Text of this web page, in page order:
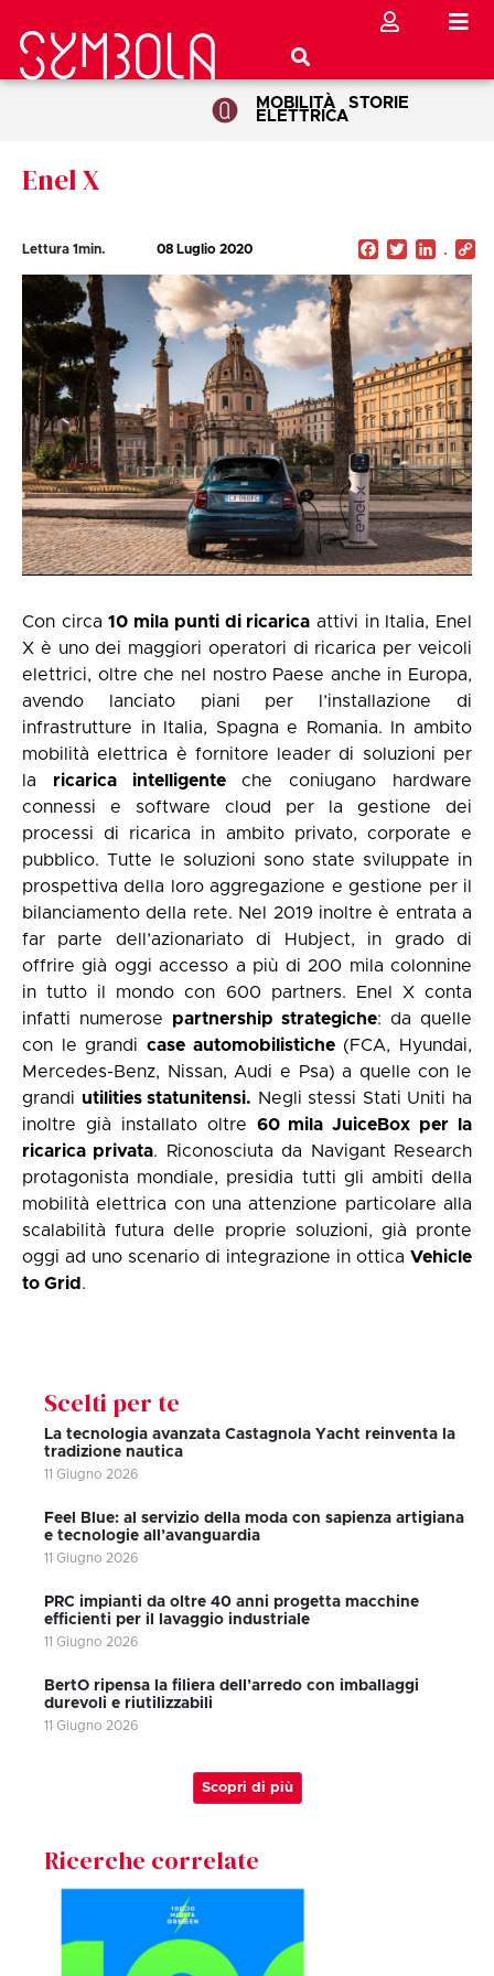
MOBILITÀ
ELETTRICA
STORIE
Enel X
Lettura 1min. 08 Luglio 2020 Facebook
Twitter
Con circa10 mila punti di ricarica attivi in Italia, Enel
X è uno dei maggiori operatori di ricarica per veicoli
elettrici, oltre che nel nostro Paese anche in Europa,
avendo lanciato piani per l’installazione di
infrastrutture in Italia, Spagna e Romania. In ambito
mobilità elettrica è fornitore leader di soluzioni per
la ricarica intelligenteche coniugano hardware
connessi e software cloud per la gestione dei
processi di ricarica in ambito privato, corporate e
pubblico. Tutte le soluzioni sono state sviluppate in
prospettiva della loro aggregazione e gestione per il
bilanciamento della rete. Nel 2019 inoltre è entrata a
far parte dell’azionariato di Hubject, in grado di
offrire già oggi accesso a più di 200 mila colonnine
in tutto il mondo con 600 partners. Enel X conta
infatti numerose partnership strategiche: da quelle
con le grandi case automobilistiche(FCA, Hyundai,
Mercedes-Benz, Nissan, Audi e Psa) a quelle con le
grandi utilities statunitensi. Negli stessi Stati Uniti ha
inoltre già installato oltre 60 mila JuiceBox per la
ricarica privata. Riconosciuta da Navigant Research
protagonista mondiale, presidia tutti gli ambiti della
mobilità elettrica con una attenzione particolare alla
scalabilità futura delle proprie soluzioni, già pronte
oggi ad uno scenario di integrazione in ottica Vehicle
to Grid .
Scelti per te
La tecnologia avanzata Castagnola Yacht reinventa la
tradizione nautica
11 Giugno 2026
Feel Blue: al servizio della moda con sapienza artigiana
e tecnologie all’avanguardia
11 Giugno 2026
PRC impianti da oltre 40 anni progetta macchine
efficienti per il lavaggio industriale
11 Giugno 2026
BertO ripensa la filiera dell’arredo con imballaggi
durevoli e riutilizzabili
11 Giugno 2026
Scopri di più
Ricerche correlate